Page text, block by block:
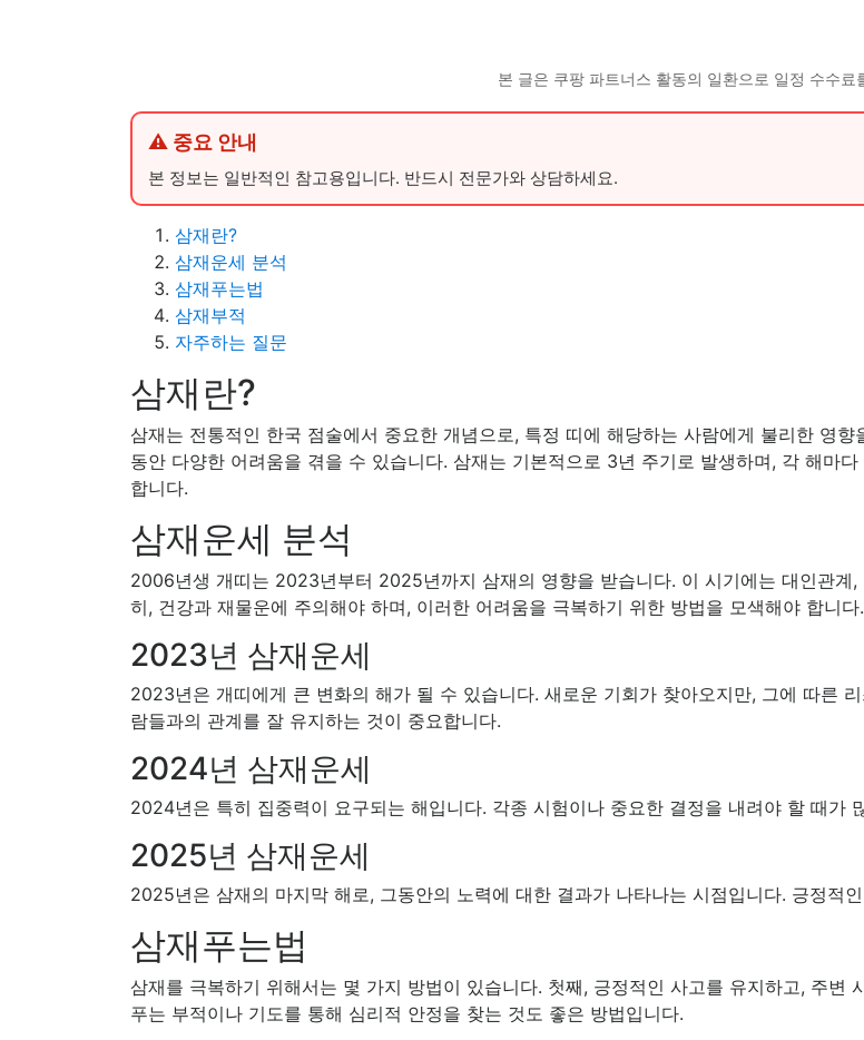
본 글은 쿠팡 파트너스 활동의 일환으로 일정 수수료
⚠ 중요 안내
본 정보는 일반적인 참고용입니다. 반드시 전문가와 상담하세요.
삼재란?
삼재운세 분석
삼재푸는법
삼재부적
자주하는 질문
삼재란?
삼재는 전통적인 한국 점술에서 중요한 개념으로, 특정 띠에 해당하는 사람에게 불리한 영
동안 다양한 어려움을 겪을 수 있습니다. 삼재는 기본적으로 3년 주기로 발생하며, 각 해마
합니다.
삼재운세 분석
2006년생 개띠는 2023년부터 2025년까지 삼재의 영향을 받습니다. 이 시기에는 대인관계
히, 건강과 재물운에 주의해야 하며, 이러한 어려움을 극복하기 위한 방법을 모색해야 합니다.
2023년 삼재운세
2023년은 개띠에게 큰 변화의 해가 될 수 있습니다. 새로운 기회가 찾아오지만, 그에 따른
람들과의 관계를 잘 유지하는 것이 중요합니다.
2024년 삼재운세
2024년은 특히 집중력이 요구되는 해입니다. 각종 시험이나 중요한 결정을 내려야 할 때가
2025년 삼재운세
2025년은 삼재의 마지막 해로, 그동안의 노력에 대한 결과가 나타나는 시점입니다. 긍정적
삼재푸는법
삼재를 극복하기 위해서는 몇 가지 방법이 있습니다. 첫째, 긍정적인 사고를 유지하고, 주변
푸는 부적이나 기도를 통해 심리적 안정을 찾는 것도 좋은 방법입니다.